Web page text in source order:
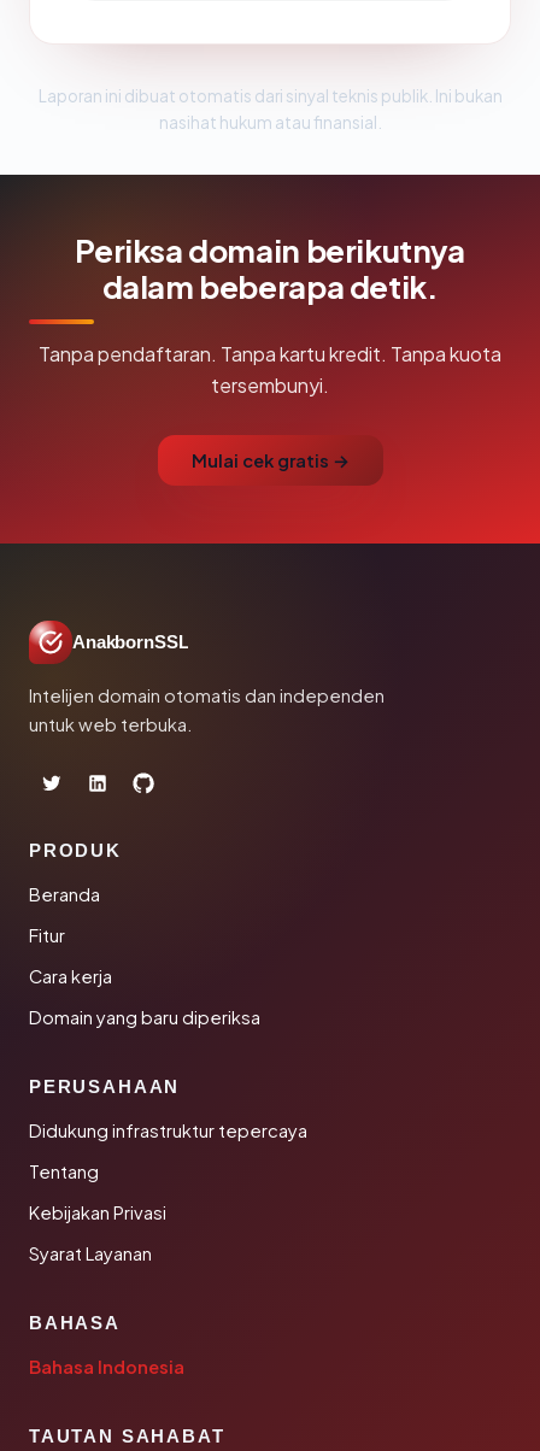
Laporan ini dibuat otomatis dari sinyal teknis publik. Ini bukan
nasihat hukum atau finansial.
Periksa domain berikutnya
dalam beberapa detik.
Tanpa pendaftaran. Tanpa kartu kredit. Tanpa kuota
tersembunyi.
Mulai cek gratis →
AnakbornSSL
Intelijen domain otomatis dan independen
untuk web terbuka.
PRODUK
Beranda
Fitur
Cara kerja
Domain yang baru diperiksa
PERUSAHAAN
Didukung infrastruktur tepercaya
Tentang
Kebijakan Privasi
Syarat Layanan
BAHASA
Bahasa Indonesia
TAUTAN SAHABAT